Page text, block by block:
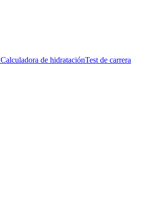
Calculadora de hidrataciónTest de carrera